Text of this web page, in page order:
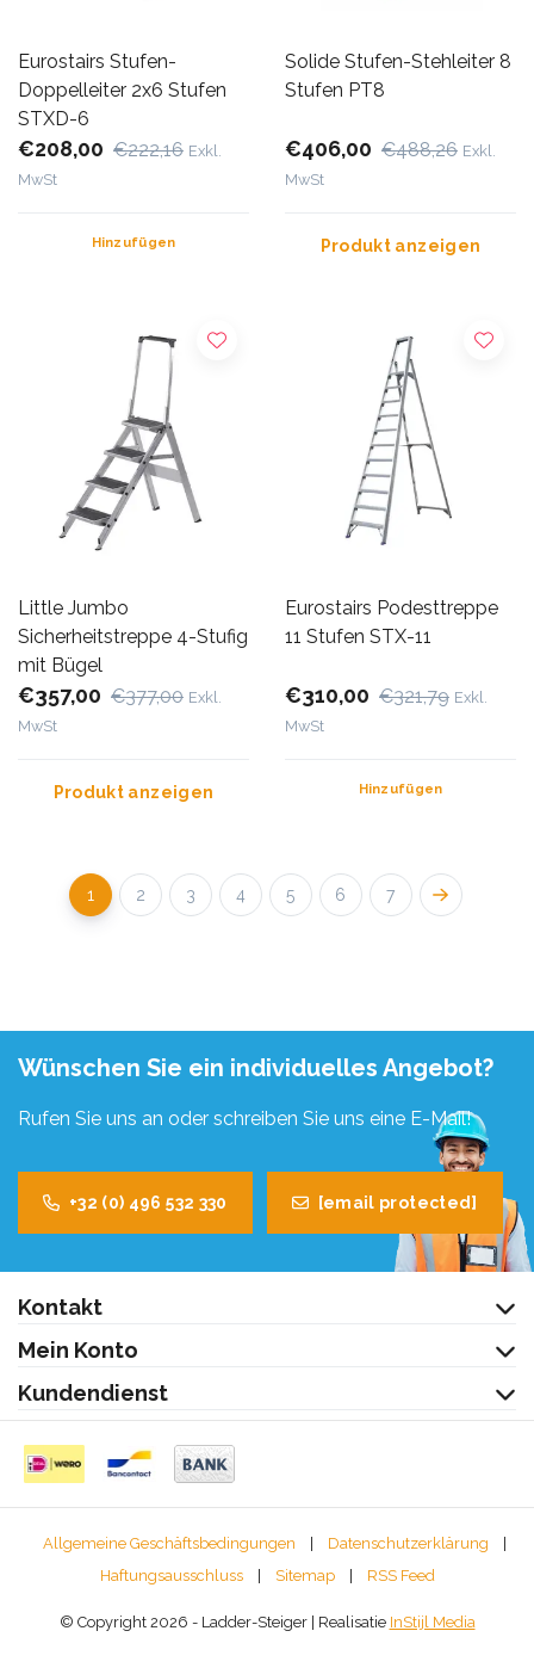
Eurostairs Stufen-
Doppelleiter 2x6 Stufen
STXD-6
€208,00 €222,16 Exkl.
MwSt
Hinzufügen
Solide Stufen-Stehleiter 8
Stufen PT8
€406,00 €488,26 Exkl.
MwSt
Produkt anzeigen
Little Jumbo
Sicherheitstreppe 4-Stufig
mit Bügel
€357,00 €377,00 Exkl.
MwSt
Produkt anzeigen
Eurostairs Podesttreppe
11 Stufen STX-11
€310,00 €321,79 Exkl.
MwSt
Hinzufügen
1 2 3 4 5 6 7
Wünschen Sie ein individuelles Angebot?
Rufen Sie uns an oder schreiben Sie uns eine E-Mail!
+32 (0) 496 532 330 [email protected]
Kontakt
Mein Konto
Kundendienst
Allgemeine Geschäftsbedingungen Datenschutzerklärung
Haftungsausschluss
Sitemap RSS Feed
© Copyright 2026 - Ladder-Steiger | Realisatie InStijl Media